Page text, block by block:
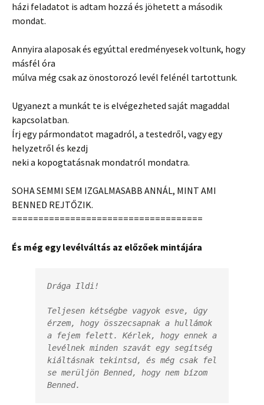
házi feladatot is adtam hozzá és jöhetett a második
mondat.
Annyira alaposak és egyúttal eredményesek voltunk, hogy
másfél óra
múlva még csak az önostorozó levél felénél tartottunk.
Ugyanezt a munkát te is elvégezheted saját magaddal
kapcsolatban.
Írj egy pármondatot magadról, a testedről, vagy egy
helyzetről és kezdj
neki a kopogtatásnak mondatról mondatra.
SOHA SEMMI SEM IZGALMASABB ANNÁL, MINT AMI
BENNED REJTŐZIK.
====================================
És még egy levélváltás az előzőek mintájára
Drága Ildi!
Teljesen kétségbe vagyok esve, úgy
érzem, hogy összecsapnak a hullámok
a fejem felett. Kérlek, hogy ennek a
levélnek minden szavát egy segítség
kiáltásnak tekintsd, és még csak fel
se merüljön Benned, hogy nem bízom
Benned.